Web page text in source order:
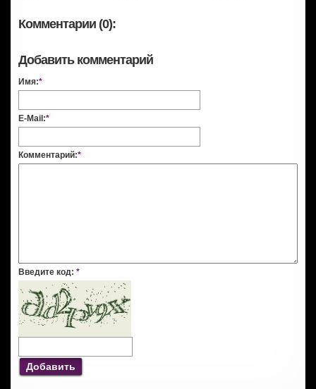
Комментарии (0):
Добавить комментарий
Имя:*
E-Mail:*
Комментарий:*
Введите код: *
Добавить